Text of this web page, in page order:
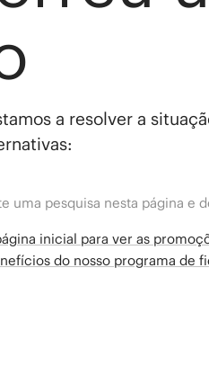
a resolver a
uma pesquisa nesta página e
inicial para ver as
do nosso programa de